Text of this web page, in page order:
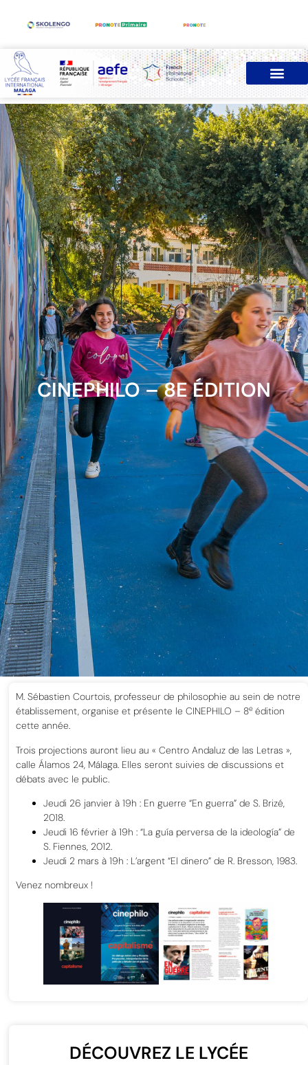
CINEPHILO – 8E ÉDITION
M. Sébastien Courtois, professeur de philosophie au sein de notre
établissement, organise et présente le CINEPHILO – 8e édition
cette année.
Trois projections auront lieu au « Centro Andaluz de las Letras »,
calle Álamos 24, Málaga. Elles seront suivies de discussions et
débats avec le public.
Jeudi 26 janvier à 19h : En guerre “En guerra” de S. Brizé,
2018.
Jeudi 16 février à 19h : “La guía perversa de la ideología” de
S. Fiennes, 2012.
Jeudi 2 mars à 19h : L’argent “El dinero” de R. Bresson, 1983.
Venez nombreux !
DÉCOUVREZ LE LYCÉE